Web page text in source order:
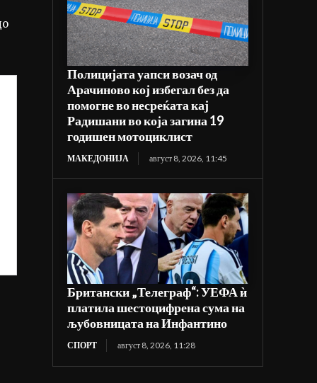
Полицијата уапси возач од
Арачиново кој избегал без да
помогне во несреќата кај
Радишани во која загина 19
годишен мотоциклист
МАКЕДОНИЈА август 8, 2026, 11:45
Британски „Телеграф“: УЕФА ѝ
платила шестоцифрена сума на
љубовницата на Инфантино
СПОРТ август 8, 2026, 11:28